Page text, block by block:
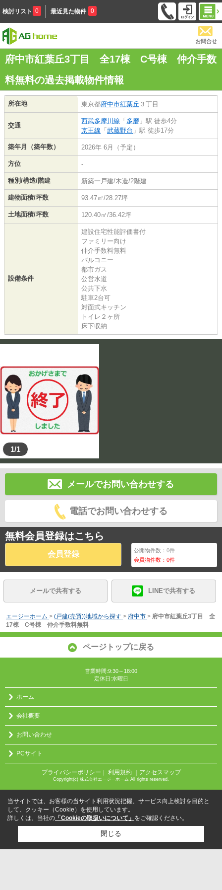
検討リスト 0 最近見た物件 0
お問合せ
府中市紅葉丘3丁目 全17棟 C号棟 仲介手数
料無料の過去掲載物件情報
所在地 東京都府中市紅葉丘 ３丁目
交通
西武多摩川線 「 多磨 」駅 徒歩4分
京王線 「 武蔵野台 」駅 徒歩17分
築年月（築年数） 2026年 6月（予定）
方位 -
種別/構造/階建 新築一戸建/木造/2階建
建物面積/坪数 93.47㎡/28.27坪
土地面積/坪数 120.40㎡/36.42坪
設備条件
建設住宅性能評価書付
ファミリー向け
仲介手数料無料
バルコニー
都市ガス
公営水道
公共下水
駐車2台可
対面式キッチン
トイレ２ヶ所
床下収納
1/1
メールでお問い合わせする
電話でお問い合わせする
無料会員登録はこちら
会員登録 公開物件数：0件
会員物件数：0件
メールで共有する LINEで共有する
エージーホーム > (戸建(売買))地域から探す > 府中市 > 府中市紅葉丘3丁目 全
17棟 C号棟 仲介手数料無料
ページトップに戻る
営業時間:9:30～18:00
定休日:水曜日
ホーム
会社概要
お問い合わせ
PCサイト
プライバシーポリシー ｜ 利用規約 ｜アクセスマップ
Copyright(c) 株式会社エージーホーム All rights reserved.
当サイトでは、お客様の当サイト利用状況把握、サービス向上検討を目的と
して、クッキー（Cookie）を使用しています。
詳しくは、当社の 「Cookieの取扱いについて」 をご確認ください。
閉じる